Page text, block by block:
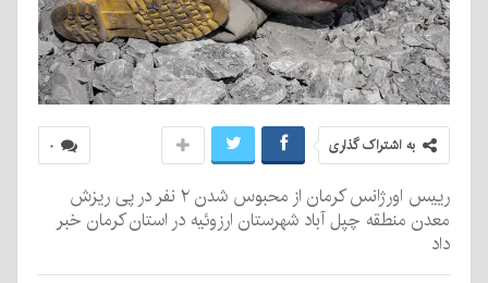
۰ به اشتراک گذاری
رییس اورژانس کرمان از محبوس شدن ۲ نفر در پی ریزش
معدن منطقه چپل آباد شهرستان ارزوئیه در استان کرمان خبر
داد